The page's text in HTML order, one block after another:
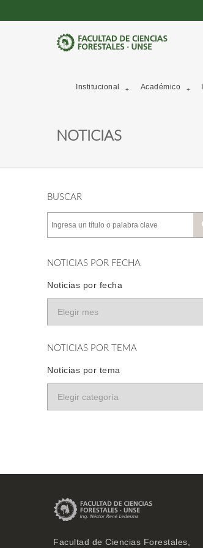
Institucional Académico
NOTICIAS
BUSCAR
NOTICIAS POR FECHA
Noticias por fecha
NOTICIAS POR TEMA
Noticias por tema
Facultad de Ciencias Forestales,